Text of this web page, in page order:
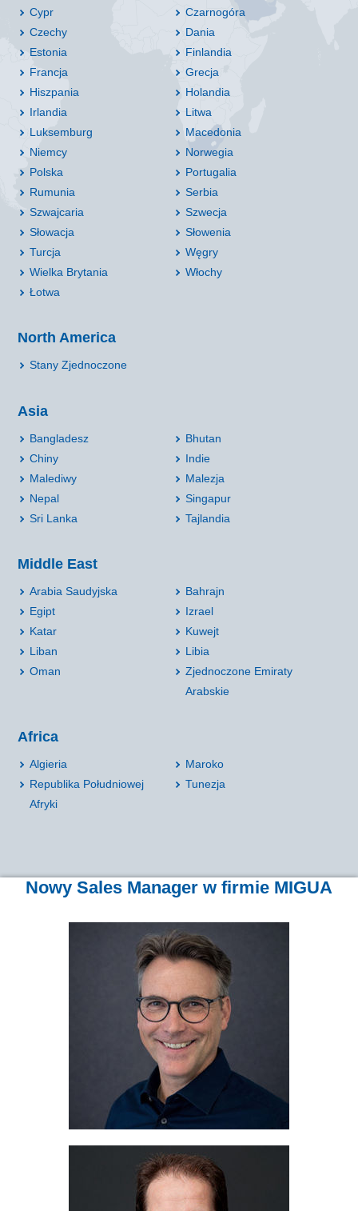
Cypr
Czarnogóra
Czechy
Dania
Estonia
Finlandia
Francja
Grecja
Hiszpania
Holandia
Irlandia
Litwa
Luksemburg
Macedonia
Niemcy
Norwegia
Polska
Portugalia
Rumunia
Serbia
Szwajcaria
Szwecja
Słowacja
Słowenia
Turcja
Węgry
Wielka Brytania
Włochy
Łotwa
North America
Stany Zjednoczone
Asia
Bangladesz
Bhutan
Chiny
Indie
Malediwy
Malezja
Nepal
Singapur
Sri Lanka
Tajlandia
Middle East
Arabia Saudyjska
Bahrajn
Egipt
Izrael
Katar
Kuwejt
Liban
Libia
Oman
Zjednoczone Emiraty
Arabskie
Africa
Algieria
Maroko
Republika Południowej
Afryki
Tunezja
Nowy Sales Manager w firmie MIGUA
Holger Schirmeier
Sales Director Europe
+49 2058 774 127
+49 2058 774 9127
+49 160 97945 684
Adres e-mail:
schirmeier@migua.de
Andreas Wolf